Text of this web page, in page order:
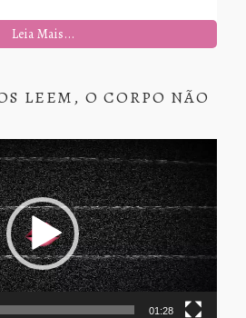
Leia Mais...
LEEM, O CORPO NÃO
01:28